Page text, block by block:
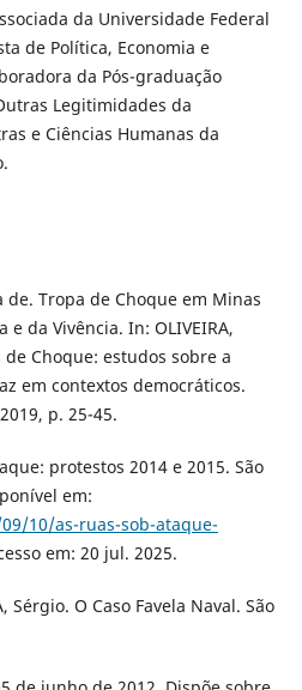
da Universidade Federal
de Política, Economia e
da Pós-graduação
Legitimidades da
e Ciências Humanas da
de. Tropa de Choque em Minas
da Vivência. In: OLIVEIRA,
Choque: estudos sobre a
em contextos democráticos.
p. 25-45.
protestos 2014 e 2015. São
em:
10/as-ruas-sob-ataque-
em: 20 jul. 2025.
Sérgio. O Caso Favela Naval. São